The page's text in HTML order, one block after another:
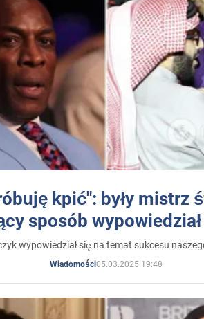
kpić": były mistrz
sposób
wypowiedział się na temat sukcesu
Wiadomości05.03.2025 19:48